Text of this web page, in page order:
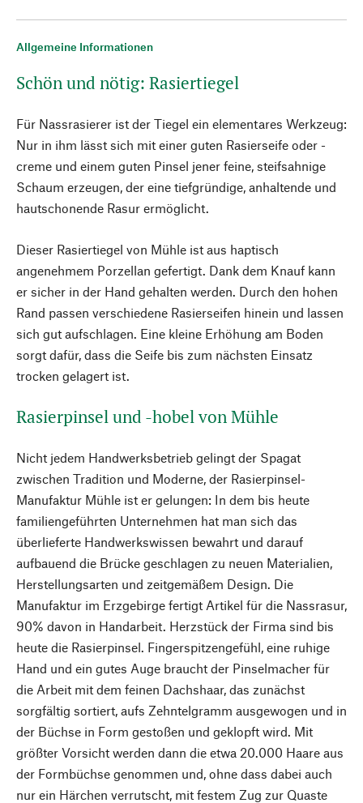
Allgemeine Informationen
Schön und nötig: Rasiertiegel
Für Nassrasierer ist der Tiegel ein elementares Werkzeug:
Nur in ihm lässt sich mit einer guten Rasierseife oder -
creme und einem guten Pinsel jener feine, steifsahnige
Schaum erzeugen, der eine tiefgründige, anhaltende und
hautschonende Rasur ermöglicht.
Dieser Rasiertiegel von Mühle ist aus haptisch
angenehmem Porzellan gefertigt. Dank dem Knauf kann
er sicher in der Hand gehalten werden. Durch den hohen
Rand passen verschiedene Rasierseifen hinein und lassen
sich gut aufschlagen. Eine kleine Erhöhung am Boden
sorgt dafür, dass die Seife bis zum nächsten Einsatz
trocken gelagert ist.
Rasierpinsel und -hobel von Mühle
Nicht jedem Handwerksbetrieb gelingt der Spagat
zwischen Tradition und Moderne, der Rasierpinsel-
Manufaktur Mühle ist er gelungen: In dem bis heute
familiengeführten Unternehmen hat man sich das
überlieferte Handwerkswissen bewahrt und darauf
aufbauend die Brücke geschlagen zu neuen Materialien,
Herstellungsarten und zeitgemäßem Design. Die
Manufaktur im Erzgebirge fertigt Artikel für die Nassrasur,
90% davon in Handarbeit. Herzstück der Firma sind bis
heute die Rasierpinsel. Fingerspitzengefühl, eine ruhige
Hand und ein gutes Auge braucht der Pinselmacher für
die Arbeit mit dem feinen Dachshaar, das zunächst
sorgfältig sortiert, aufs Zehntelgramm ausgewogen und in
der Büchse in Form gestoßen und geklopft wird. Mit
größter Vorsicht werden dann die etwa 20.000 Haare aus
der Formbüchse genommen und, ohne dass dabei auch
nur ein Härchen verrutscht, mit festem Zug zur Quaste